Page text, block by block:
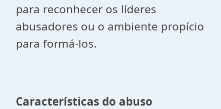
para reconhecer os líderes
abusadores ou o ambiente propício
para formá-los.
Características do abuso